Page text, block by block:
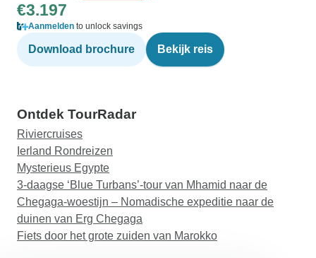
€3.197
Aanmelden to unlock savings
Download brochure Bekijk reis
Ontdek TourRadar
Riviercruises
Ierland Rondreizen
Mysterieus Egypte
3-daagse ‘Blue Turbans’-tour van Mhamid naar de
Chegaga-woestijn – Nomadische expeditie naar de
duinen van Erg Chegaga
Fiets door het grote zuiden van Marokko